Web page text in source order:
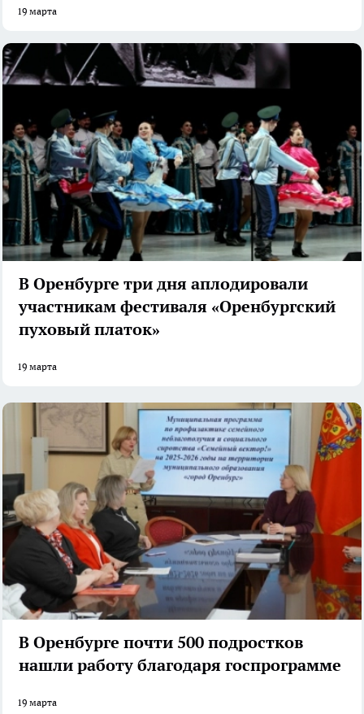
19 марта
В Оренбурге три дня аплодировали
участникам фестиваля «Оренбургский
пуховый платок»
19 марта
В Оренбурге почти 500 подростков
нашли работу благодаря госпрограмме
19 марта